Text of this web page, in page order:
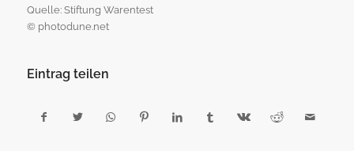
Quelle: Stiftung Warentest
© photodune.net
Eintrag teilen